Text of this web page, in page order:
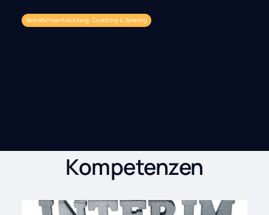
Verhaltensentwicklung, Coaching & Sparring
Kompetenzen